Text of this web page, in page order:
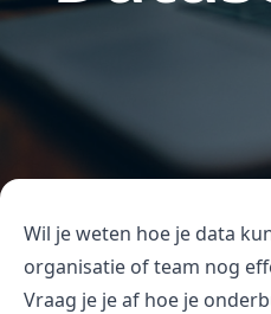
Wil je weten hoe je data
organisatie of team nog
Vraag je je af hoe je